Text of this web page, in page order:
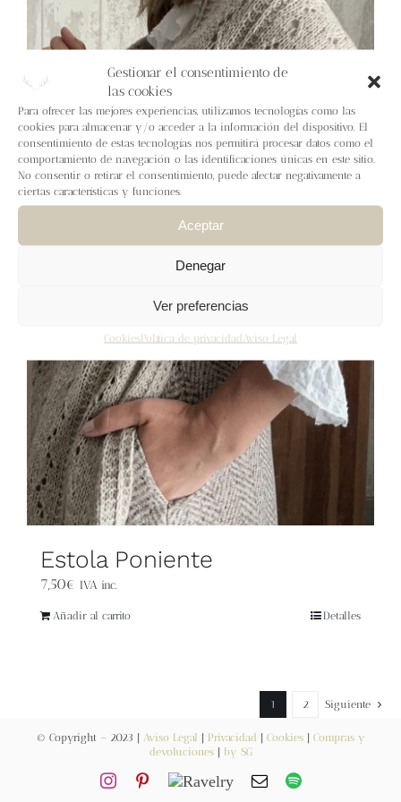
Gestionar el consentimiento de
las cookies
Para ofrecer las mejores experiencias, utilizamos tecnologías como las
cookies para almacenar y/o acceder a la información del dispositivo. El
consentimiento de estas tecnologías nos permitirá procesar datos como el
comportamiento de navegación o las identificaciones únicas en este sitio.
No consentir o retirar el consentimiento, puede afectar negativamente a
ciertas características y funciones.
Aceptar
Denegar
Ver preferencias
CookiesPolítica de privacidad Aviso Legal
Blog
Newsletter
Carrito
Mi cuenta
Estola Poniente
7,50€ IVA inc.
Añadir al carrito Detalles
1 2 Siguiente
© Copyright – 2023 | Aviso Legal | Privacidad | Cookies| Compras y
devoluciones| by SG